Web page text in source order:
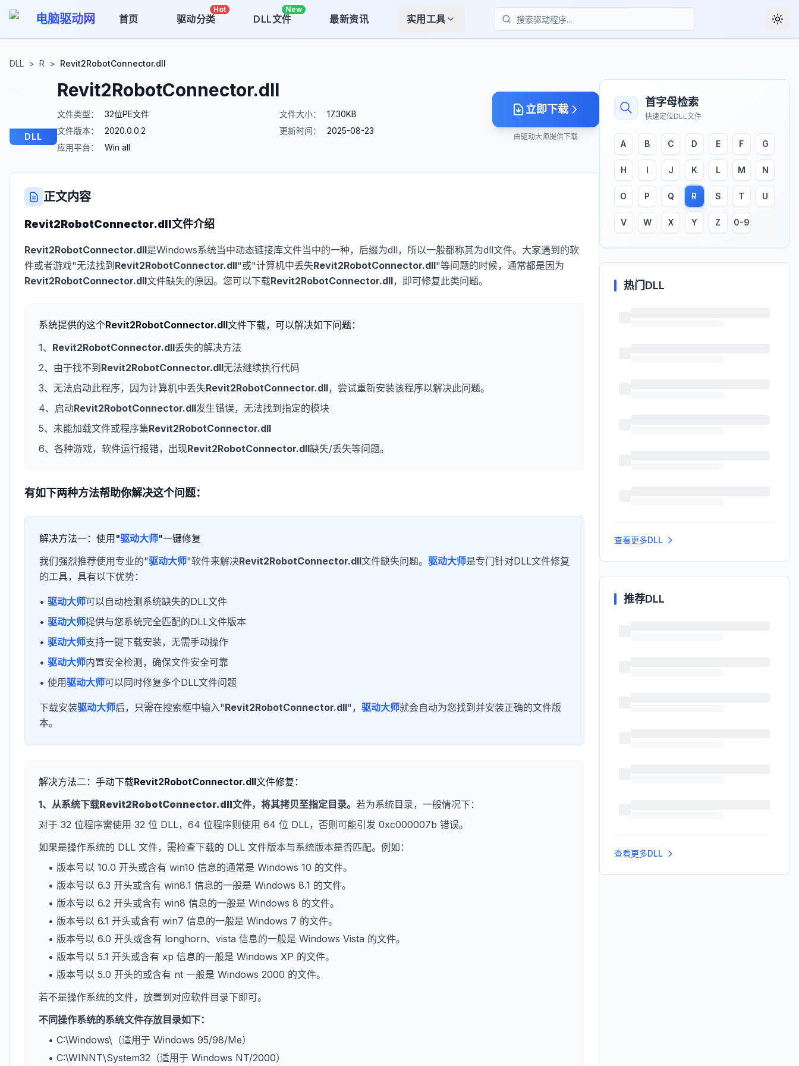
电脑驱动网 首页 驱动分类
Hot
DLL文件
New
最新资讯
实用工具
搜索
DLL > R > Revit2RobotConnector.dll
DLL
Revit2RobotConnector.dll
文件类型：
32位PE文件
文件版本：
2020.0.0.2
应用平台：
Win all
文件大小：
17.30KB
更新时间：
2025-08-23
立即下载
由驱动大师提供下载
正文内容
Revit2RobotConnector.dll文件介绍
Revit2RobotConnector.dll是Windows系统当中动态链接库文件当中的一种，后缀为dll，所以一般都称其为dll文件。大家遇到的软
件或者游戏"无法找到 Revit2RobotConnector.dll"或"计算机中丢失Revit2RobotConnector.dll"等问题的时候，通常都是因为
Revit2RobotConnector.dll文件缺失的原因。您可以下载Revit2RobotConnector.dll，即可修复此类问题。
系统提供的这个Revit2RobotConnector.dll文件下载，可以解决如下问题：
1、 Revit2RobotConnector.dll丢失的解决方法
2、由于找不到 Revit2RobotConnector.dll无法继续执行代码
3、无法启动此程序，因为计算机中丢失Revit2RobotConnector.dll，尝试重新安装该程序以解决此问题。
4、启动Revit2RobotConnector.dll发生错误，无法找到指定的模块
5、未能加载文件或程序集Revit2RobotConnector.dll
6、各种游戏，软件运行报错，出现Revit2RobotConnector.dll缺失/丢失等问题。
有如下两种方法帮助你解决这个问题：
解决方法一：使用"驱动大师"一键修复
我们强烈推荐使用专业的"驱动大师"软件来解决Revit2RobotConnector.dll文件缺失问题。 驱动大师是专门针对DLL文件修复
的工具，具有以下优势：
• 驱动大师可以自动检测系统缺失的DLL文件
• 驱动大师提供与您系统完全匹配的DLL文件版本
• 驱动大师支持一键下载安装，无需手动操作
• 驱动大师内置安全检测，确保文件安全可靠
• 使用驱动大师可以同时修复多个DLL文件问题
下载安装驱动大师后，只需在搜索框中输入"Revit2RobotConnector.dll"， 驱动大师就会自动为您找到并安装正确的文件版
本。
解决方法二：手动下载Revit2RobotConnector.dll文件修复：
1、从系统下载Revit2RobotConnector.dll文件，将其拷贝至指定目录。 若为系统目录，一般情况下：
对于 32 位程序需使用 32 位 DLL，64 位程序则使用 64 位 DLL，否则可能引发 0xc000007b 错误。
如果是操作系统的 DLL 文件，需检查下载的 DLL 文件版本与系统版本是否匹配。例如：
• 版本号以 10.0 开头或含有 win10 信息的通常是 Windows 10 的文件。
• 版本号以 6.3 开头或含有 win8.1 信息的一般是 Windows 8.1 的文件。
• 版本号以 6.2 开头或含有 win8 信息的一般是 Windows 8 的文件。
• 版本号以 6.1 开头或含有 win7 信息的一般是 Windows 7 的文件。
• 版本号以 6.0 开头或含有 longhorn、vista 信息的一般是 Windows Vista 的文件。
• 版本号以 5.1 开头或含有 xp 信息的一般是 Windows XP 的文件。
• 版本号以 5.0 开头的或含有 nt 一般是 Windows 2000 的文件。
若不是操作系统的文件，放置到对应软件目录下即可。
不同操作系统的系统文件存放目录如下：
• C:\Windows\（适用于 Windows 95/98/Me）
• C:\WINNT\System32（适用于 Windows NT/2000）
首字母检索
快速定位DLL文件
A B C D E F G
H I J K L M N
O P Q R S T U
V W X Y Z 0-9
热门DLL
查看更多DLL
推荐DLL
查看更多DLL